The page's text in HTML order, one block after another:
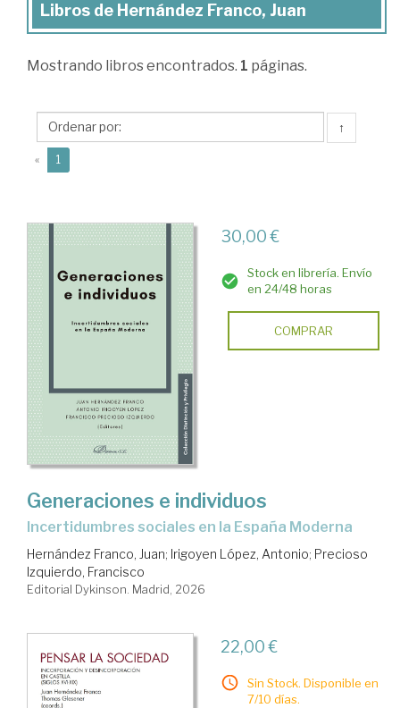
Libros
Hernández
Juan
Libros de Hernández Franco, Juan
Mostrando libros encontrados. 1 páginas.
↑
« 1
30,00 €
Stock en librería. Envío
en 24/48 horas
COMPRAR
Generaciones e individuos
Incertidumbres sociales en la España Moderna
Hernández Franco, Juan; Irigoyen López, Antonio; Precioso
Izquierdo, Francisco
Editorial Dykinson. Madrid, 2026
22,00 €
Sin Stock. Disponible en
7/10 días.